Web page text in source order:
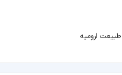
طبیعت ارومیه